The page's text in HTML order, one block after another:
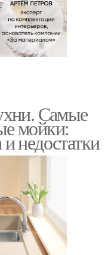
Самые
мойки:
недостатки